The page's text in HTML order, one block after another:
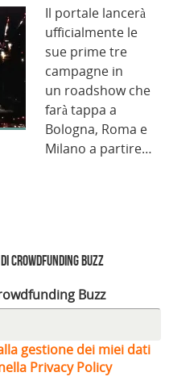
Il portale lancerà
ufficialmente le
sue prime tre
campagne in
un roadshow che
farà tappa a
Bologna, Roma e
Milano a partire…
Crowdfunding Buzz
Buzz
gestione dei miei dati
Privacy Policy